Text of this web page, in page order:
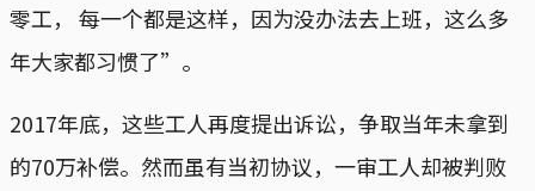
零工， 每一个都是这样，因为没办法去上班，这么多
年大家都习惯了”。
2017年底，这些工人再度提出诉讼，争取当年未拿到
的70万补偿。然而虽有当初协议，一审工人却被判败